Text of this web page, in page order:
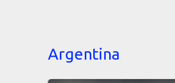
Argentina